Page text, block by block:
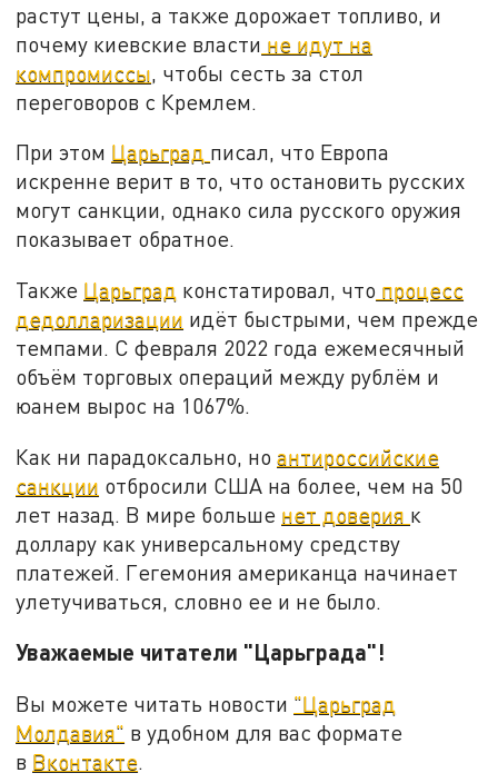
растут цены, а также дорожает топливо, и
почему киевские власти не идут на
компромиссы , чтобы сесть за стол
переговоров с Кремлем.
При этом Царьград писал, что Европа
искренне верит в то, что остановить русских
могут санкции, однако сила русского оружия
показывает обратное.
Также Царьград констатировал, что процесс
дедолларизации идёт быстрыми, чем прежде
темпами. С февраля 2022 года ежемесячный
объём торговых операций между рублём и
юанем вырос на 1067%.
Как ни парадоксально, ноантироссийские
санкции отбросили США на более, чем на 50
лет назад. В мире больше нет доверия к
доллару как универсальному средству
платежей. Гегемония американца начинает
улетучиваться, словно ее и не было.
Уважаемые читатели "Царьграда"!
Вы можете читать новости "Царьград
Молдавия" в удобном для вас формате
в Вконтакте.